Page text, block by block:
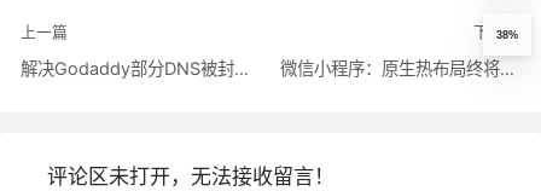
上一篇
解决Godaddy部分DNS被封的2个方法_站长心得_www.knowsky.com
下一篇
微信小程序：原生热布局终将改变世界 - 银河使者 - 博客园
评论区未打开，无法接收留言！
38%